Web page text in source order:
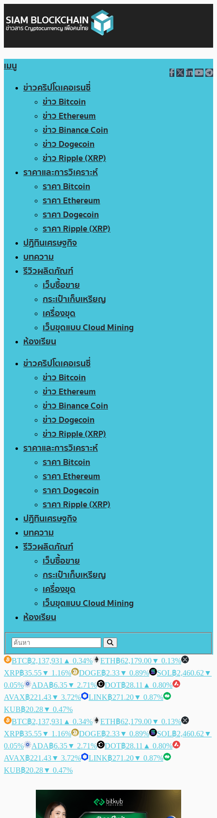
เมนู
ข่าวคริปโตเคอเรนซี่
ข่าว Bitcoin
ข่าว Ethereum
ข่าว Binance Coin
ข่าว Dogecoin
ข่าว Ripple (XRP)
ราคาและการวิเคราะห์
ราคา Bitcoin
ราคา Ethereum
ราคา Dogecoin
ราคา Ripple (XRP)
ปฏิทินเศรษฐกิจ
บทความ
รีวิวผลิตภัณฑ์
เว็บซื้อขาย
กระเป๋าเก็บเหรียญ
เครื่องขุด
เว็บขุดแบบ Cloud Mining
ห้องเรียน
ข่าวคริปโตเคอเรนซี่
ข่าว Bitcoin
ข่าว Ethereum
ข่าว Binance Coin
ข่าว Dogecoin
ข่าว Ripple (XRP)
ราคาและการวิเคราะห์
ราคา Bitcoin
ราคา Ethereum
ราคา Dogecoin
ราคา Ripple (XRP)
ปฏิทินเศรษฐกิจ
บทความ
รีวิวผลิตภัณฑ์
เว็บซื้อขาย
กระเป๋าเก็บเหรียญ
เครื่องขุด
เว็บขุดแบบ Cloud Mining
ห้องเรียน
BTC฿2,137,931 ▲ 0.34% ETH฿62,179.00▼ 0.13%
XRP฿35.55▼ 1.16% DOGE฿2.33▼ 0.89% SOL฿2,460.62 ▼
0.05%
ADA฿6.35▼ 2.71% DOT฿28.11 ▲ 0.80%
AVAX฿221.43▼ 3.72% LINK฿271.20▼ 0.87%
KUB฿20.28▼ 0.47%
BTC฿2,137,931 ▲ 0.34% ETH฿62,179.00▼ 0.13%
XRP฿35.55▼ 1.16% DOGE฿2.33▼ 0.89% SOL฿2,460.62 ▼
0.05%
ADA฿6.35▼ 2.71% DOT฿28.11 ▲ 0.80%
AVAX฿221.43▼ 3.72% LINK฿271.20▼ 0.87%
KUB฿20.28▼ 0.47%